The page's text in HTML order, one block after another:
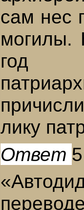
сам нес
могилы.
год
лику
Ответ 5